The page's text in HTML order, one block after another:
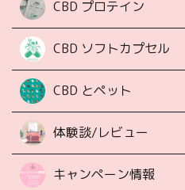
CBD プロテイン
CBD ソフトカプセル
CBD とペット
体験談/レビュー
キャンペーン情報